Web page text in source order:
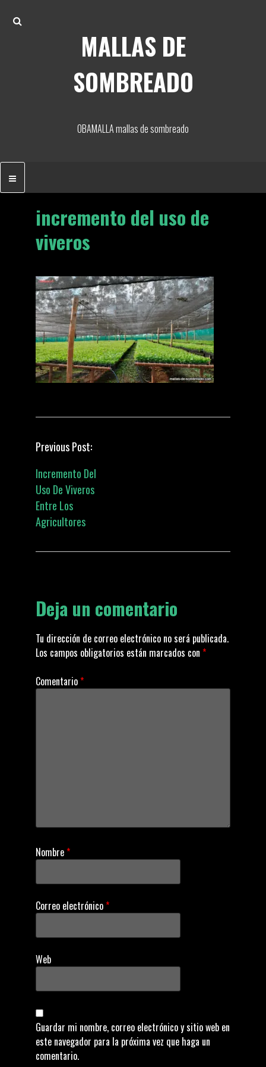
MALLAS DE
SOMBREADO
OBAMALLA mallas de sombreado
incremento del uso de
viveros
P
o
s
t
a
v
i
o
Previous Post:
Incremento Del
Uso De Viveros
Entre Los
Agricultores
Deja un comentario
Tu dirección de correo electrónico no será publicada.
Los campos obligatorios están marcados con *
Comentario*
Nombre*
Correo electrónico*
Web
Guardar mi nombre, correo electrónico y sitio web en
este navegador para la próxima vez que haga un
comentario.